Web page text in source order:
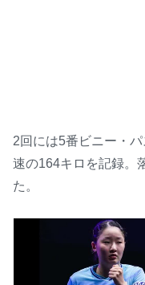
2回には5番ビニー・
速の164キロを記録。
た。